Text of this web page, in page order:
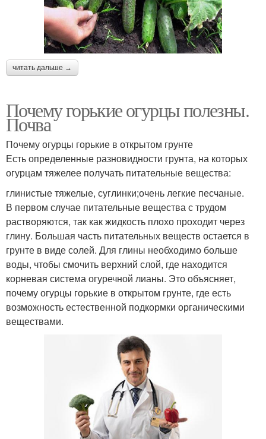
читать дальше →
Почему горькие огурцы полезны.
Почва
Почему огурцы горькие в открытом грунте
Есть определенные разновидности грунта, на которых
огурцам тяжелее получать питательные вещества:
глинистые тяжелые, суглинки;очень легкие песчаные.
В первом случае питательные вещества с трудом
растворяются, так как жидкость плохо проходит через
глину. Большая часть питательных веществ остается в
грунте в виде солей. Для глины необходимо больше
воды, чтобы смочить верхний слой, где находится
корневая система огуречной лианы. Это объясняет,
почему огурцы горькие в открытом грунте, где есть
возможность естественной подкормки органическими
веществами.